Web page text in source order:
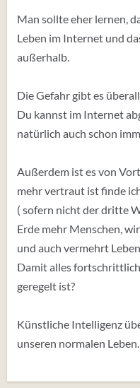
irgendwie dumm bin?
die damalige Aktie
Kaviar sein“ Thomas
alles sein und muss ich
machen? Fehlt mir
fortführen? Ich
Ich lese auch gerne,
Decke und begann
das Buch auch
nie alles gewesen ist.
Wegen dem
immer gewesen bin
es mir heraus gekitzelt
Man sollte eher lernen,
Leben im Internet und
außerhalb.
Die Gefahr gibt es
Du kannst im Internet
natürlich auch schon
Außerdem ist es von
mehr vertraut ist finde
( sofern nicht der dritte
Erde mehr Menschen,
und auch vermehrt
Damit alles
geregelt ist?
Künstliche Intelligenz
unseren normalen Leben.